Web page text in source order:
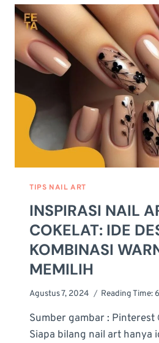
BIRU,
KOMBINASI
WARNA
TERBAIK,
DAN
FILOSOFI
BALIKNYA
TIPS NAIL ART
INSPIRASI NAIL
COKELAT: IDE
KOMBINASI
MEMILIH
Agustus 7, 2024 Reading Time: 6
Sumber gambar : Pinterest
Siapa bilang nail art hanya